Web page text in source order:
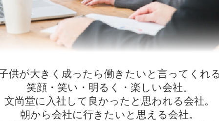
供が大きく成ったら働きたいと言ってくれ
笑顔・笑い・明るく・楽しい会社。
文尚堂に入社して良かったと思われる会社。
朝から会社に行きたいと思える会社。